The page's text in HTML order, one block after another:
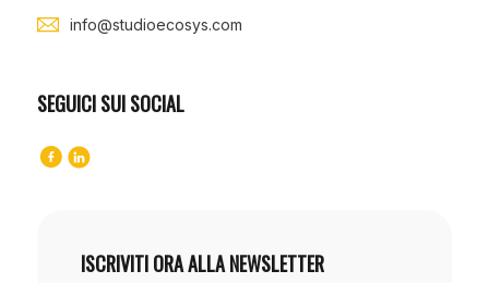
info@studioecosys.com
SEGUICI SUI SOCIAL
ISCRIVITI ORA ALLA NEWSLETTER